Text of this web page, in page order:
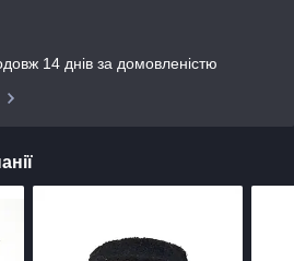
14 днів за домовленістю